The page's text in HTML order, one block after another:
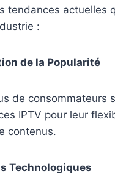
tendances actuelles
:
de la Popularité
de consommateurs
IPTV pour leur
contenus.
Technologiques